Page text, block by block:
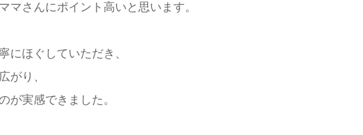
マさんにポイント高いと思います。
にほぐしていただき、
がり、
が実感できました。